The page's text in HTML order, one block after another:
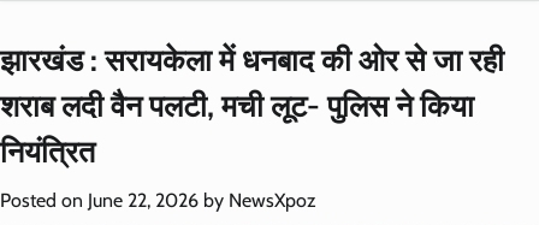
झारखंड : सरायकेला में धनबाद की ओर से जा रही
शराब लदी वैन पलटी, मची लूट- पुलिस ने किया
नियंत्रित
Posted on June 22, 2026 by NewsXpoz